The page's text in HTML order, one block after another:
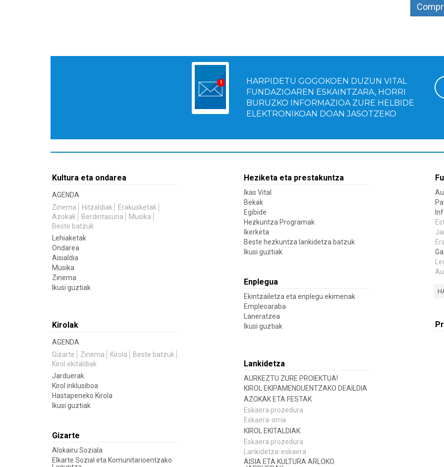
HARPIDETU GOGOKOEN DUZUN VITAL
FUNDAZIOAREN ESKAINTZARA, HORRI
BURUZKO INFORMAZIOA ZURE HELBIDE
ELEKTRONIKOAN DOAN JASOTZEKO
Kultura eta ondarea
AGENDA
Zinema
Hitzaldiak
Erakusketak
Azokak
Berdintasuna
Musika
Beste batzuk
Lehiaketak
Ondarea
Aisialdia
Musika
Zinema
Ikusi guztiak
Kirolak
AGENDA
Gizarte
Zinema Kirola
Beste batzuk
Kirol ekitaldiak
Jarduerak
Kirol inklusiboa
Hastapeneko Kirola
Ikusi guztiak
Gizarte
Alokairu Soziala
Elkarte Sozial eta Komunitarioentzako
Heziketa eta prestakuntza
Ikas Vital
Bekak
Egibide
Hezkuntza Programak
Ikerketa
Beste hezkuntza lankidetza batzuk
Ikusi guztiak
Enplegua
Ekintzailetza eta enplegu ekimenak
Empleoaraba
Laneratzea
Ikusi guztiak
Lankidetza
AURKEZTU ZURE PROIEKTUA!
KIROL EKIPAMENDUENTZAKO DEAILDIA
AZOKAK ETA FESTAK
Eskaera prozedura
Eskaera-orria
KIROL EKITALDIAK
Eskaera prozedura
Lankidetza-eskaera
AISIA ETA KULTURA ARLOKO